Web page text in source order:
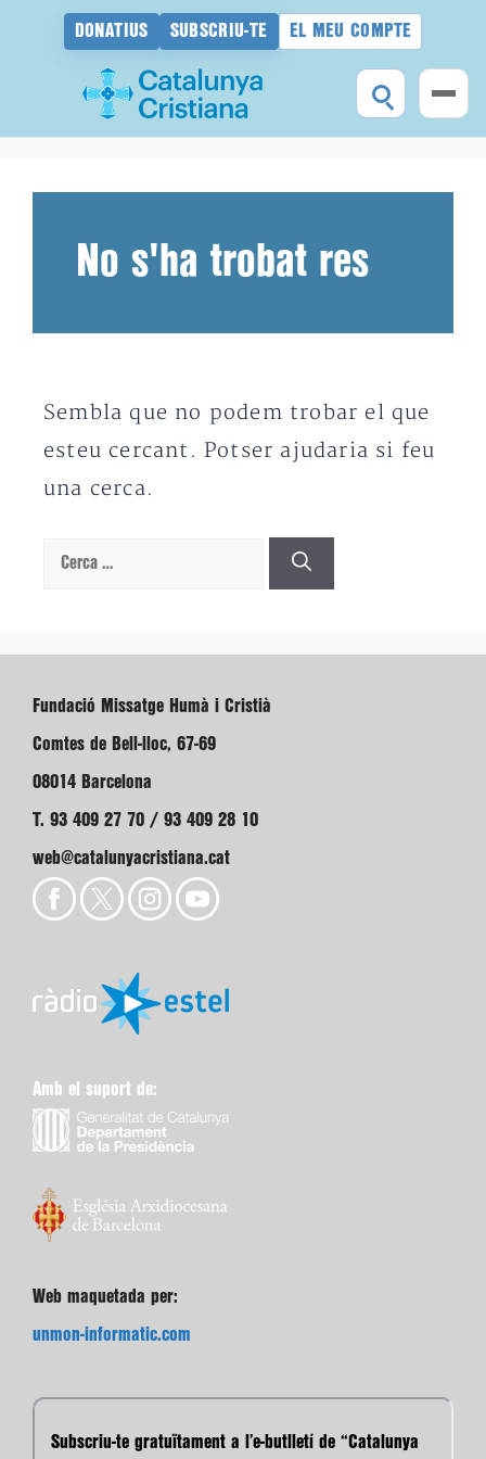
DONATIUS SUBSCRIU-TE EL MEU COMPTE
No s'ha trobat res
Sembla que no podem trobar el que
esteu cercant. Potser ajudaria si feu
una cerca.
Cerca:
Fundació Missatge Humà i Cristià
Comtes de Bell-lloc, 67-69
08014 Barcelona
T. 93 409 27 70 / 93 409 28 10
web@catalunyacristiana.cat
Amb el suport de:
Web maquetada per:
unmon-informatic.com
Subscriu-te gratuïtament a l’e-butlletí de “Catalunya